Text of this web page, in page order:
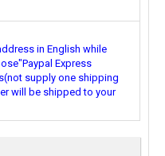
in English while
Express
supply one shipping
will be shipped to your